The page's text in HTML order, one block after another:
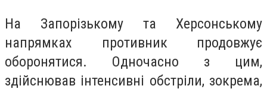
На Запорізькому та Херсонському
напрямках противник продовжує
оборонятися. Одночасно з цим,
здійснював інтенсивні обстріли, зокрема,